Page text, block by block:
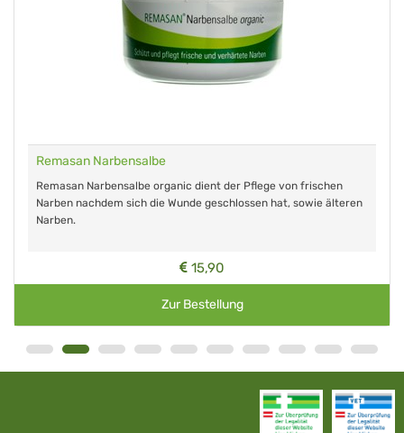
Remasan Narbensalbe
Remasan Narbensalbe organic dient der Pflege von frischen
Narben nachdem sich die Wunde geschlossen hat, sowie älteren
Narben.
15,90
Zur Bestellung